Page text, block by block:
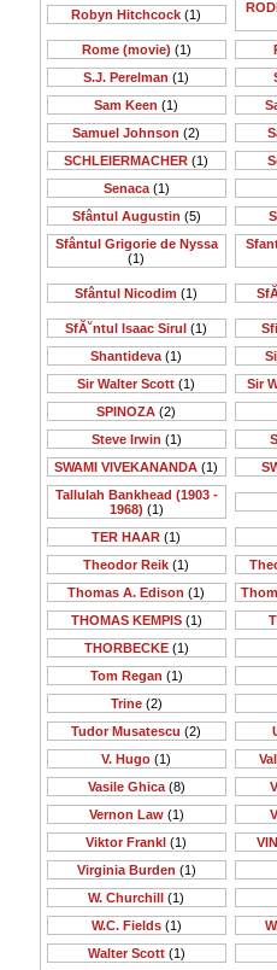
Robyn Hitchcock (1)
Rome (movie) (1)
S.J. Perelman (1)
Sam Keen (1)
Samuel Johnson (2)
SCHLEIERMACHER (1)
Senaca(1)
Sfântul Augustin (5)
Sfântul Grigorie de Nyssa
(1)
Sfântul Nicodim (1)
SfĂ˘ntul Isaac Sirul (1)
Shantideva (1)
Sir Walter Scott (1)
Sir
SPINOZA (2)
Steve Irwin (1)
SWAMI VIVEKANANDA (1)
Tallulah Bankhead (1903 -
1968) (1)
TER HAAR (1)
Theodor Reik (1)
Thomas A. Edison (1)
THOMAS KEMPIS(1)
THORBECKE(1)
Tom Regan (1)
Trine(2)
Tudor Musatescu (2)
V. Hugo (1)
Vasile Ghica(8)
Vernon Law(1)
Viktor Frankl (1)
Virginia Burden (1)
W. Churchill (1)
W.C. Fields(1)
Walter Scott(1)